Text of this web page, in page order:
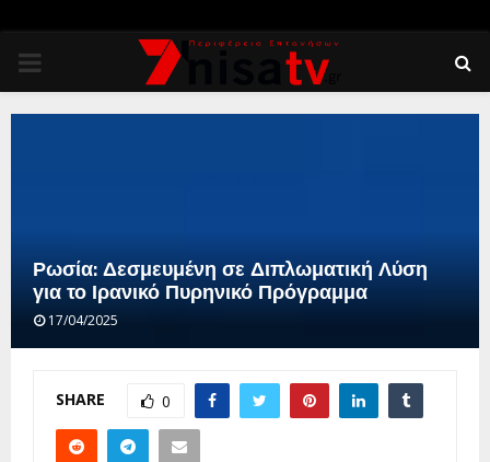
PRIMARY
MENU
Ρωσία: Δεσμευμένη σε Διπλωματική Λύση
για το Ιρανικό Πυρηνικό Πρόγραμμα
17/04/2025
SHARE 0